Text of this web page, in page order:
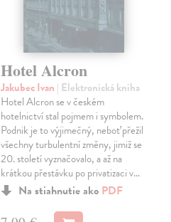
Hotel Alcron
Jakubec Ivan | Elektronická kniha
Hotel Alcron se v českém
hotelnictví stal pojmem i symbolem.
Podnik je to výjimečný, neboť přežil
všechny turbulentní změny, jimiž se
20. století vyznačovalo, a až na
krátkou přestávku po privatizaci v…
Na stiahnutie ako PDF